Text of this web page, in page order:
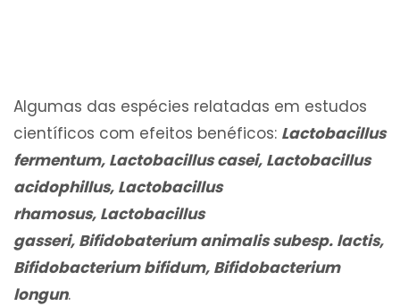
Algumas das espécies relatadas em estudos
científicos com efeitos benéficos: Lactobacillus
fermentum, Lactobacillus casei, Lactobacillus
acidophillus, Lactobacillus
rhamosus, Lactobacillus
gasseri, Bifidobaterium animalis subesp. lactis,
Bifidobacterium bifidum, Bifidobacterium
longun.